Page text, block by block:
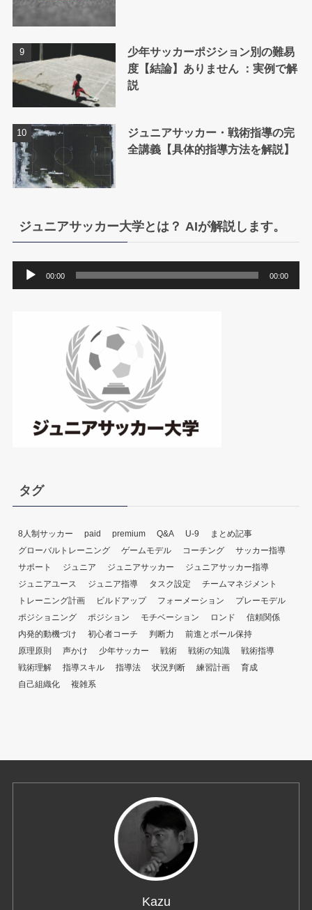
少年サッカーポジション別の難易
度【結論】ありません ：実例で解
説
ジュニアサッカー・戦術指導の完
全講義【具体的指導方法を解説】
ジュニアサッカー大学とは？ AIが解説します。
声
00:00 00:00
タグ
8人制サッカー paid premium Q&A U-9
まとめ記事
グローバルトレーニング
ゲームモデル コーチング
サッカー指導
サポート
ジュニア ジュニアサッカー
ジュニアサッカー指導
ジュニアユース
ジュニア指導 タスク設定
チームマネジメント
トレーニング計画
ビルドアップ フォーメーション
プレーモデル
ポジショニング
ポジション モチベーション ロンド
信頼関係
内発的動機づけ
初心者コーチ 判断力
前進とボール保持
原理原則
声かけ 少年サッカー 戦術 戦術の知識
戦術指導
戦術理解
指導スキル 指導法 状況判断 練習計画
育成
自己組織化
複雑系
Kazu